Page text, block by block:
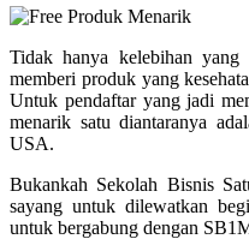
Tidak hanya kelebihan
memberi produk yang
Untuk pendaftar yang jadi
menarik satu diantaranya
USA.
Bukankah Sekolah Bisnis
sayang untuk dilewatkan
untuk bergabung dengan